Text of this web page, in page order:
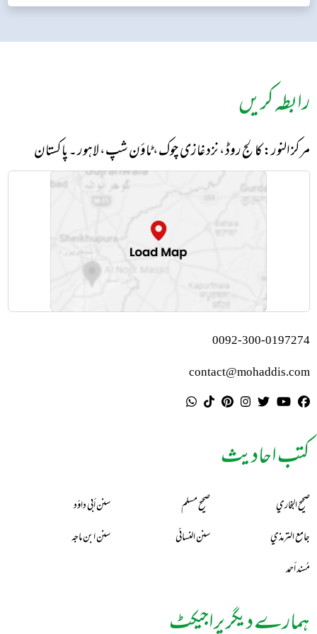
رابطہ کریں
مرکز النور: کالج روڈ، نزد غازی چوک، ٹاؤن شپ، لاہور ۔ پاکستان
0092-300-0197274
contact@mohaddis.com
کتب احادیث
صحيح البخاري صحيح مسلم
سنن أبي داؤد
جامع الترمذي
سنن النسائي
سنن ابن ماجه
مُسند أحمد
ہمارے دیگر پراجیکٹ